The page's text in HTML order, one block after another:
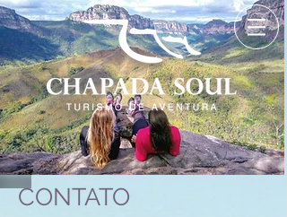
CONTATO